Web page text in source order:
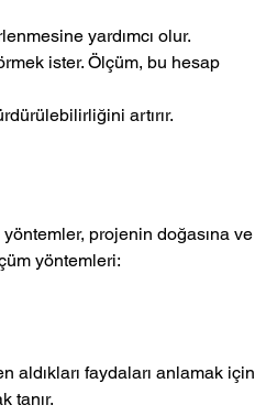
yardımcı olur.
ister. Ölçüm, bu hesap
artırır.
projenin doğasına ve
yöntemleri:
aldıkları faydaları anlamak için
tanır.